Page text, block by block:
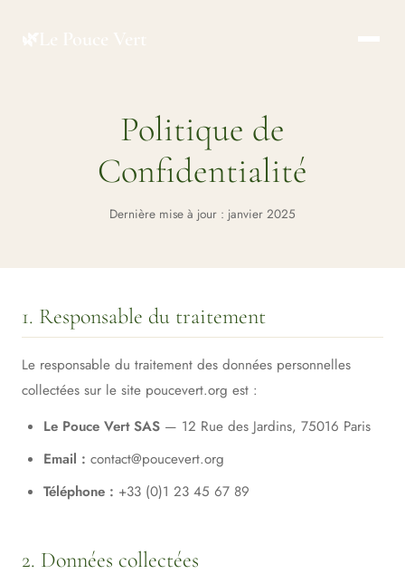
Politique de
Confidentialité
Dernière mise à jour : janvier 2025
1. Responsable du traitement
Le responsable du traitement des données personnelles
collectées sur le site poucevert.org est :
Le Pouce Vert SAS — 12 Rue des Jardins, 75016 Paris
Email : contact@poucevert.org
Téléphone : +33 (0)1 23 45 67 89
2. Données collectées